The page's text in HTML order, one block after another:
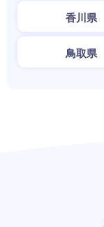
香川県
鳥取県